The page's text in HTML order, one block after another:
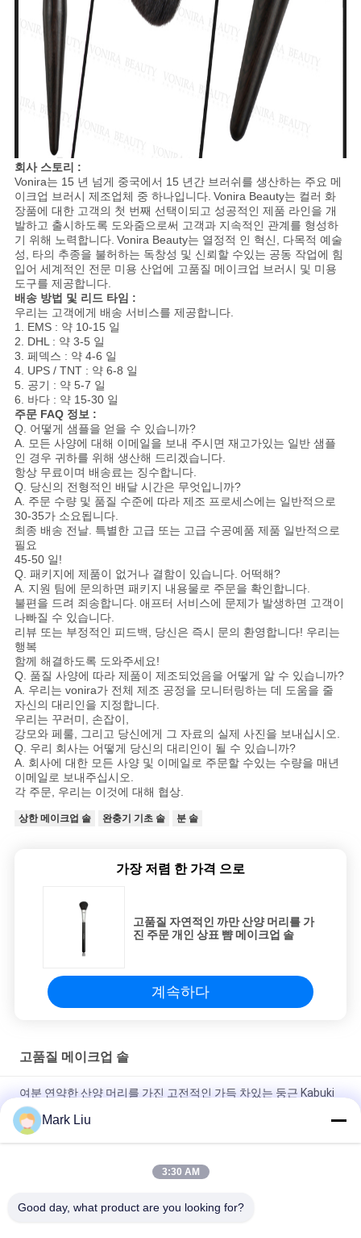
회사 스토리 :
Vonira는 15 년 넘게 중국에서 15 년간 브러쉬를 생산하는 주요 메
이크업 브러시 제조업체 중 하나입니다. Vonira Beauty는 컬러 화
장품에 대한 고객의 첫 번째 선택이되고 성공적인 제품 라인을 개
발하고 출시하도록 도와줌으로써 고객과 지속적인 관계를 형성하
기 위해 노력합니다. Vonira Beauty는 열정적 인 혁신, 다목적 예술
성, 타의 추종을 불허하는 독창성 및 신뢰할 수있는 공동 작업에 힘
입어 세계적인 전문 미용 산업에 고품질 메이크업 브러시 및 미용
도구를 제공합니다.
배송 방법 및 리드 타임 :
우리는 고객에게 배송 서비스를 제공합니다.
1. EMS : 약 10-15 일
2. DHL : 약 3-5 일
3. 페덱스 : 약 4-6 일
4. UPS / TNT : 약 6-8 일
5. 공기 : 약 5-7 일
6. 바다 : 약 15-30 일
주문 FAQ 정보 :
Q. 어떻게 샘플을 얻을 수 있습니까?
A. 모든 사양에 대해 이메일을 보내 주시면 재고가있는 일반 샘플
인 경우 귀하를 위해 생산해 드리겠습니다.
항상 무료이며 배송료는 징수합니다.
Q. 당신의 전형적인 배달 시간은 무엇입니까?
A. 주문 수량 및 품질 수준에 따라 제조 프로세스에는 일반적으로
30-35가 소요됩니다.
최종 배송 전날. 특별한 고급 또는 고급 수공예품 제품 일반적으로
필요
45-50 일!
Q. 패키지에 제품이 없거나 결함이 있습니다. 어떡해?
A. 지원 팀에 문의하면 패키지 내용물로 주문을 확인합니다.
불편을 드려 죄송합니다. 애프터 서비스에 문제가 발생하면 고객이
나빠질 수 있습니다.
리뷰 또는 부정적인 피드백, 당신은 즉시 문의 환영합니다! 우리는
행복
함께 해결하도록 도와주세요!
Q. 품질 사양에 따라 제품이 제조되었음을 어떻게 알 수 있습니까?
A. 우리는 vonira가 전체 제조 공정을 모니터링하는 데 도움을 줄
자신의 대리인을 지정합니다.
우리는 꾸러미, 손잡이,
강모와 페룰, 그리고 당신에게 그 자료의 실제 사진을 보내십시오.
Q. 우리 회사는 어떻게 당신의 대리인이 될 수 있습니까?
A. 회사에 대한 모든 사양 및 이메일로 주문할 수있는 수량을 매년
이메일로 보내주십시오.
각 주문, 우리는 이것에 대해 협상.
상한 메이크업 솔 완충기 기초 솔 분 솔
가장 저렴 한 가격 으로
고품질 자연적인 까만 산양 머리를 가
진 주문 개인 상표 뺨 메이크업 솔
계속하다
고품질 메이크업 솔
여분 연약한 산양 머리를 가진 고전적인 가득 차있는 둥근 Kabuki
메이크업 솔
보니르아 미 큰 팬 산양모 화장 솔 / 우즈 손잡이 하이 엔드 화장 솔
매우 연약한 산양 머리 까만 목제 손잡이를 가진 투명한 뺨 메이크
Mark Liu
3:30 AM
Good day, what product are you looking for?